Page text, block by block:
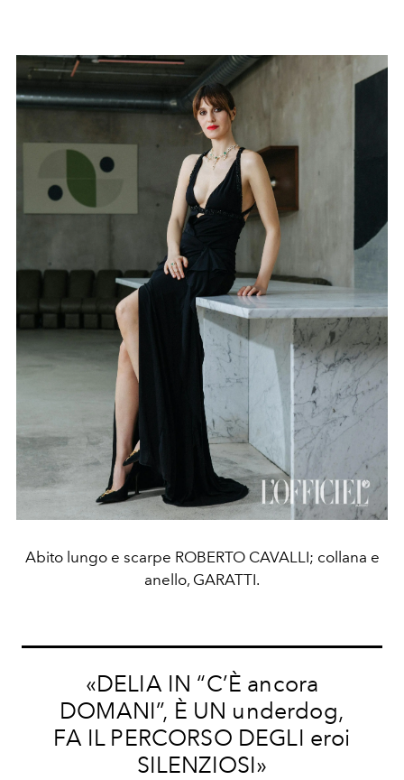
Abito lungo e scarpe ROBERTO CAVALLI; collana e
anello, GARATTI.
«DELIA IN “C’È ancora
DOMANI”, È UN underdog,
FA IL PERCORSO DEGLI eroi
SILENZIOSI»